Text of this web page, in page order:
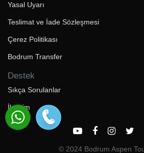
Yasal Uyarı
Teslimat ve İade Sözleşmesi
Çerez Politikası
Bodrum Transfer
Destek
Sıkça Sorulanlar
İletişim
© 2024 Bodrum Aspen